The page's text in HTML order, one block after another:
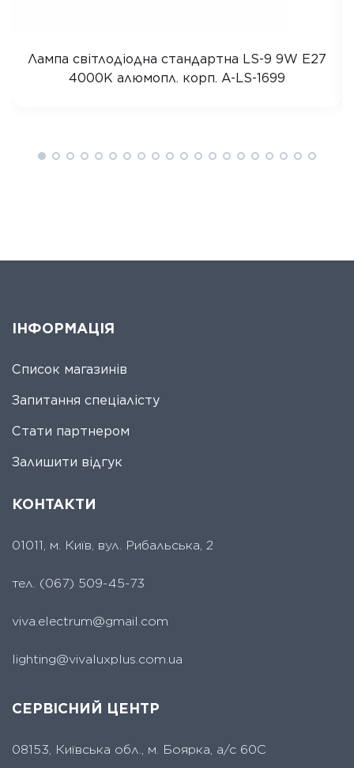
Лампа світлодіодна стандартна LS-9 9W E27
4000K алюмопл. корп. A-LS-1699
ІНФОРМАЦІЯ
Список магазинів
Запитання спеціалісту
Стати партнером
Залишити відгук
КОНТАКТИ
01011, м. Київ, вул. Рибальська, 2
тел. (067) 509-45-73
viva.electrum@gmail.com
lighting@vivaluxplus.com.ua
СЕРВІСНИЙ ЦЕНТР
08153, Київська обл., м. Боярка, а/с 60С